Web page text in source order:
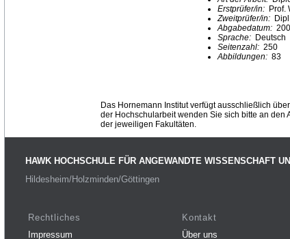
Erstprüfer/in: Prof.
Zweitprüfer/in:
Abgabedatum:
Sprache: Deutsch
Seitenzahl: 250
Abbildungen: 83
Das Hornemann Institut verfügt ausschließlich
der Hochschularbeit wenden Sie sich bitte an den
der jeweiligen Fakultäten.
HAWK HOCHSCHULE FÜR ANGEWANDTE WISSENSCHAFT
Hildesheim/Holzminden/Göttingen
Rechtliches
Impressum
Kontakt
Über uns